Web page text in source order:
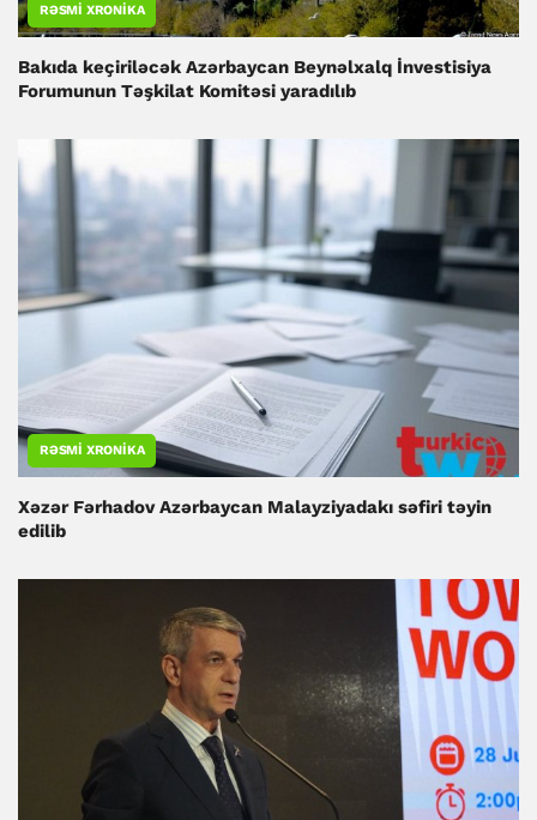
RƏSMI XRONIKA
Bakıda keçiriləcək Azərbaycan Beynəlxalq İnvestisiya
Forumunun Təşkilat Komitəsi yaradılıb
RƏSMI XRONIKA
Xəzər Fərhadov Azərbaycan Malayziyadakı səfiri təyin
edilib